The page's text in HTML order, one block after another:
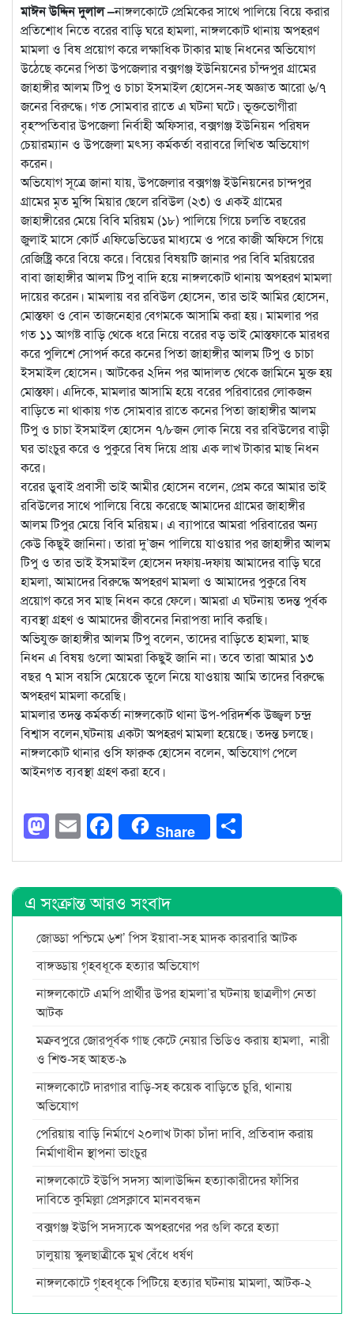
মাঈন উদ্দিন দুলাল –নাঙ্গলকোটে প্রেমিকের সাথে পালিয়ে বিয়ে করার
প্রতিশোধ নিতে বরের বাড়ি ঘরে হামলা, নাঙ্গলকোট থানায় অপহরণ
মামলা ও বিষ প্রয়োগ করে লক্ষাধিক টাকার মাছ নিধনের অভিযোগ
উঠেছে কনের পিতা উপজেলার বক্সগঞ্জ ইউনিয়নের চাঁন্দপুর গ্রামের
জাহাঙ্গীর আলম টিপু ও চাচা ইসমাইল হোসেন-সহ অজ্ঞাত আরো ৬/৭
জনের বিরুদ্ধে। গত সোমবার রাতে এ ঘটনা ঘটে। ভূক্তভোগীরা
বৃহস্পতিবার উপজেলা নির্বাহী অফিসার, বক্সগঞ্জ ইউনিয়ন পরিষদ
চেয়ারম্যান ও উপজেলা মৎস্য কর্মকর্তা বরাবরে লিখিত অভিযোগ
করেন।
অভিযোগ সূত্রে জানা যায়, উপজেলার বক্সগঞ্জ ইউনিয়নের চান্দপুর
গ্রামের মৃত মুন্সি মিয়ার ছেলে রবিউল (২৩) ও একই গ্রামের
জাহাঙ্গীরের মেয়ে বিবি মরিয়ম (১৮) পালিয়ে গিয়ে চলতি বছরের
জুলাই মাসে কোর্ট এফিডেভিডের মাধ্যমে ও পরে কাজী অফিসে গিয়ে
রেজিষ্ট্রি করে বিয়ে করে। বিয়ের বিষয়টি জানার পর বিবি মরিয়রের
বাবা জাহাঙ্গীর আলম টিপু বাদি হয়ে নাঙ্গলকোট থানায় অপহরণ মামলা
দায়ের করেন। মামলায় বর রবিউল হোসেন, তার ভাই আমির হোসেন,
মোস্তফা ও বোন তাজনেহার বেগমকে আসামি করা হয়। মামলার পর
গত ১১ আগষ্ট বাড়ি থেকে ধরে নিয়ে বরের বড় ভাই মোস্তফাকে মারধর
করে পুলিশে সোপর্দ করে কনের পিতা জাহাঙ্গীর আলম টিপু ও চাচা
ইসমাইল হোসেন। আটকের ২দিন পর আদালত থেকে জামিনে মুক্ত হয়
মোস্তফা। এদিকে, মামলার আসামি হয়ে বরের পরিবারের লোকজন
বাড়িতে না থাকায় গত সোমবার রাতে কনের পিতা জাহাঙ্গীর আলম
টিপু ও চাচা ইসমাইল হোসেন ৭/৮জন লোক নিয়ে বর রবিউলের বাড়ী
ঘর ভাংচুর করে ও পুকুরে বিষ দিয়ে প্রায় এক লাখ টাকার মাছ নিধন
করে।
বরের ডুবাই প্রবাসী ভাই আমীর হোসেন বলেন, প্রেম করে আমার ভাই
রবিউলের সাথে পালিয়ে বিয়ে করেছে আমাদের গ্রামের জাহাঙ্গীর
আলম টিপুর মেয়ে বিবি মরিয়ম। এ ব্যাপারে আমরা পরিবারের অন্য
কেউ কিছুই জানিনা। তারা দু’জন পালিয়ে যাওয়ার পর জাহাঙ্গীর আলম
টিপু ও তার ভাই ইসমাইল হোসেন দফায়-দফায় আমাদের বাড়ি ঘরে
হামলা, আমাদের বিরুদ্ধে অপহরণ মামলা ও আমাদের পুকুরে বিষ
প্রয়োগ করে সব মাছ নিধন করে ফেলে। আমরা এ ঘটনায় তদন্ত পূর্বক
ব্যবস্থা গ্রহণ ও আমাদের জীবনের নিরাপত্তা দাবি করছি।
অভিযুক্ত জাহাঙ্গীর আলম টিপু বলেন, তাদের বাড়িতে হামলা, মাছ
নিধন এ বিষয় গুলো আমরা কিছুই জানি না। তবে তারা আমার ১৩
বছর ৭ মাস বয়সি মেয়েকে তুলে নিয়ে যাওয়ায় আমি তাদের বিরুদ্ধে
অপহরণ মামলা করেছি।
মামলার তদন্ত কর্মকর্তা নাঙ্গলকোট থানা উপ-পরিদর্শক উজ্জ্বল চন্দ্র
বিশ্বাস বলেন,ঘটনায় একটা অপহরণ মামলা হয়েছে। তদন্ত চলছে।
নাঙ্গলকোট থানার ওসি ফারুক হোসেন বলেন, অভিযোগ পেলে
আইনগত ব্যবস্থা গ্রহণ করা হবে।
Mastodon
EmailFacebook
Share
এ সংক্রান্ত আরও সংবাদ
জোড্ডা পশ্চিমে ৬শ’ পিস ইয়াবা-সহ মাদক কারবারি আটক
বাঙ্গড্ডায় গৃহবধূকে হত্যার অভিযোগ
নাঙ্গলকোটে এমপি প্রার্থীর উপর হামলা’র ঘটনায় ছাত্রলীগ নেতা
আটক
মক্রবপুরে জোরপূর্বক গাছ কেটে নেয়ার ভিডিও করায় হামলা, নারী
ও শিশু-সহ আহত-৯
নাঙ্গলকোটে দারগার বাড়ি-সহ কয়েক বাড়িতে চুরি, থানায়
অভিযোগ
পেরিয়ায় বাড়ি নির্মাণে ২০লাখ টাকা চাঁদা দাবি, প্রতিবাদ করায়
নির্মাণাধীন স্থাপনা ভাংচুর
নাঙ্গলকোটে ইউপি সদস্য আলাউদ্দিন হত্যাকারীদের ফাঁসির
দাবিতে কুমিল্লা প্রেসক্লাবে মানববন্ধন
বক্সগঞ্জ ইউপি সদস্যকে অপহরণের পর গুলি করে হত্যা
ঢালুয়ায় স্কুলছাত্রীকে মুখ বেঁধে ধর্ষণ
নাঙ্গলকোটে গৃহবধূকে পিটিয়ে হত্যার ঘটনায় মামলা, আটক-২